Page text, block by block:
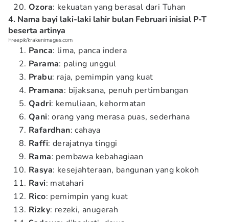
Ozora: kekuatan yang berasal dari Tuhan
4. Nama bayi laki-laki lahir bulan Februari inisial P-T
beserta artinya
Freepik/krakenimages.com
Panca: lima, panca indera
Parama: paling unggul
Prabu: raja, pemimpin yang kuat
Pramana: bijaksana, penuh pertimbangan
Qadri: kemuliaan, kehormatan
Qani: orang yang merasa puas, sederhana
Rafardhan: cahaya
Raffi: derajatnya tinggi
Rama: pembawa kebahagiaan
Rasya: kesejahteraan, bangunan yang kokoh
Ravi: matahari
Rico: pemimpin yang kuat
Rizky: rezeki, anugerah